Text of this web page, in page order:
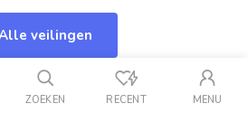
veilingen
ZOEKEN RECENT MENU